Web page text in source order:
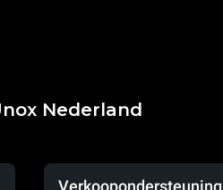
Nederland
Verkoopondersteuning